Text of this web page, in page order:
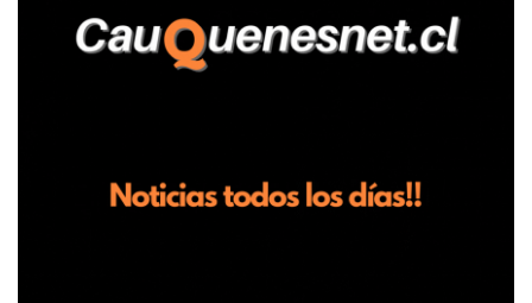
trabajadores, el edil descendió del vehículo y, en medio de la
confrontación, la habría tomado de los hombros, empujado al
suelo y agredido con golpes de pies y manos, mientr...